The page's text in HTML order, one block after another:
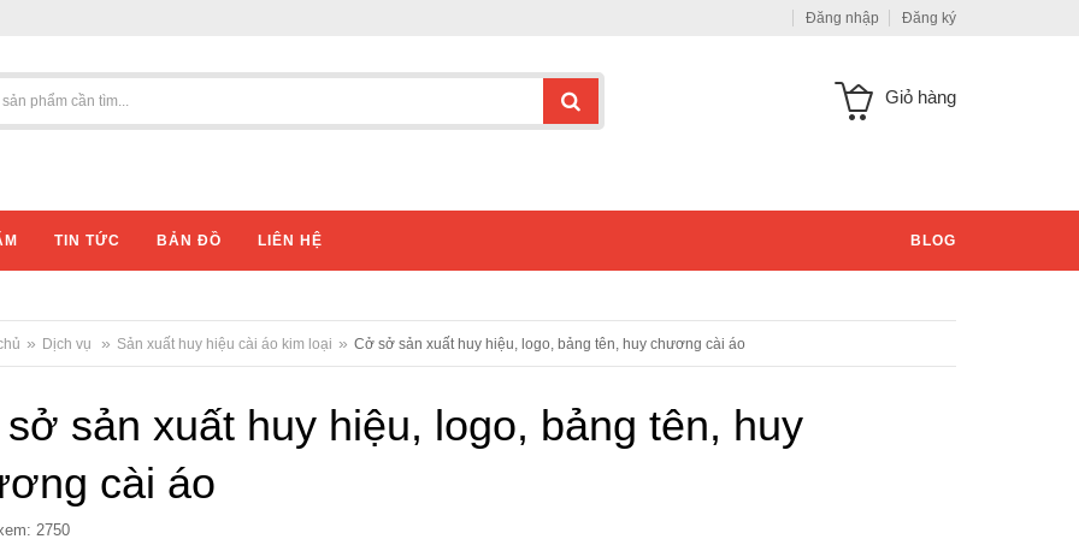
Đăng nhập Đăng ký
Giỏ hàng
TIN TỨC BẢN ĐỒ LIÊN HỆ BLOG
» Dịch vụ » Sản xuất huy hiệu cài áo kim loại » Cở sở sản xuất huy hiệu, logo, bảng tên, huy chương cài áo
sản xuất huy hiệu, logo, bảng tên, huy
cài áo
2750